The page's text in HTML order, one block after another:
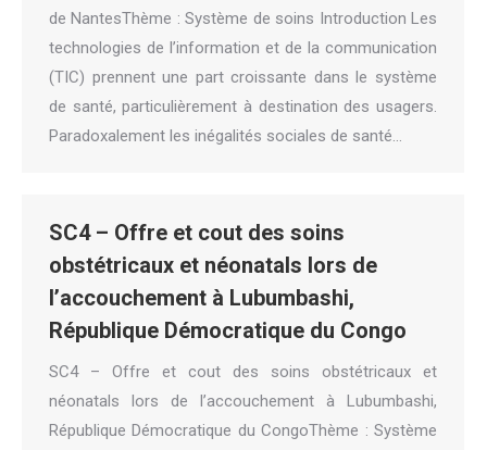
de NantesThème : Système de soins Introduction Les
technologies de l’information et de la communication
(TIC) prennent une part croissante dans le système
de santé, particulièrement à destination des usagers.
Paradoxalement les inégalités sociales de santé…
SC4 – Offre et cout des soins
obstétricaux et néonatals lors de
l’accouchement à Lubumbashi,
République Démocratique du Congo
SC4 – Offre et cout des soins obstétricaux et
néonatals lors de l’accouchement à Lubumbashi,
République Démocratique du CongoThème : Système